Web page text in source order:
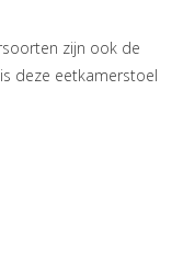
zijn ook de
deze eetkamerstoel